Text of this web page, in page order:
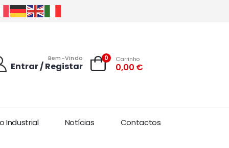
Bem-Vindo
Entrar / Registar
0 Carrinho
0,00 €
Industrial Notícias Contactos